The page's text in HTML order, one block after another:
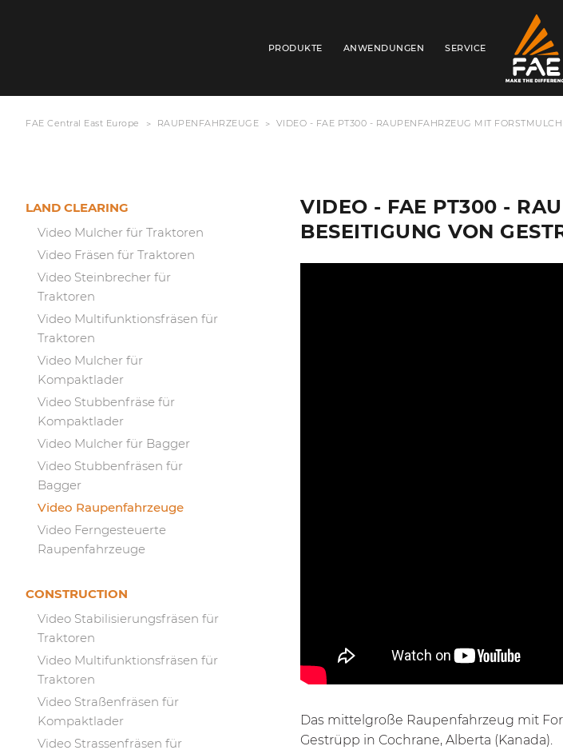
PRODUKTE ANWENDUNGEN SERVICE
FAE Central East Europe RAUPENFAHRZEUGE VIDEO - FAE PT300 - RAUPENFAHRZEUG MIT
LAND CLEARING
Video Mulcher für Traktoren
Video Fräsen für Traktoren
Video Steinbrecher für
Traktoren
Video Multifunktionsfräsen für
Traktoren
Video Mulcher für
Kompaktlader
Video Stubbenfräse für
Kompaktlader
Video Mulcher für Bagger
Video Stubbenfräsen für
Bagger
Video Raupenfahrzeuge
Video Ferngesteuerte
Raupenfahrzeuge
CONSTRUCTION
Video Stabilisierungsfräsen für
Traktoren
Video Multifunktionsfräsen für
Traktoren
Video Straßenfräsen für
Kompaktlader
Video Strassenfräsen für
VIDEO - FAE PT300 -
BESEITIGUNG VON
Das mittelgroße Raupenfahrzeug mit
Gestrüpp in Cochrane, Alberta (Kanada).